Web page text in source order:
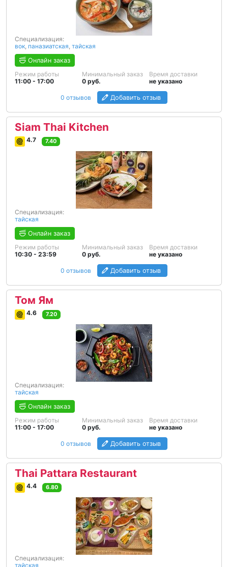
Специализация:
вок, паназиатская, тайская
Онлайн заказ
Режим работы
11:00 - 17:00
Минимальный заказ
0 руб.
Время доставки
не указано
0 отзывов Добавить отзыв
Siam Thai Kitchen
4.7 7.40
Специализация:
тайская
Онлайн заказ
Режим работы
10:30 - 23:59
Минимальный заказ
0 руб.
Время доставки
не указано
0 отзывов Добавить отзыв
Том Ям
4.6 7.20
Специализация:
тайская
Онлайн заказ
Режим работы
11:00 - 17:00
Минимальный заказ
0 руб.
Время доставки
не указано
0 отзывов Добавить отзыв
Thai Pattara Restaurant
4.4 6.80
Специализация:
тайская